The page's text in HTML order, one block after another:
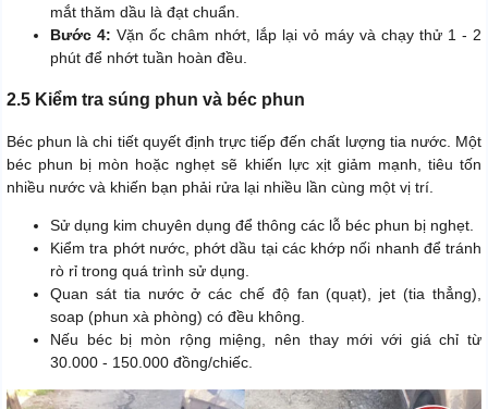
mắt thăm dầu là đạt chuẩn.
Bước 4: Vặn ốc châm nhớt, lắp lại vỏ máy và chạy thử 1 - 2
phút để nhớt tuần hoàn đều.
2.5 Kiểm tra súng phun và béc phun
Béc phun là chi tiết quyết định trực tiếp đến chất lượng tia nước. Một
béc phun bị mòn hoặc nghẹt sẽ khiến lực xịt giảm mạnh, tiêu tốn
nhiều nước và khiến bạn phải rửa lại nhiều lần cùng một vị trí.
Sử dụng kim chuyên dụng để thông các lỗ béc phun bị nghẹt.
Kiểm tra phớt nước, phớt dầu tại các khớp nối nhanh để tránh
rò rỉ trong quá trình sử dụng.
Quan sát tia nước ở các chế độ fan (quạt), jet (tia thẳng),
soap (phun xà phòng) có đều không.
Nếu béc bị mòn rộng miệng, nên thay mới với giá chỉ từ
30.000 - 150.000 đồng/chiếc.